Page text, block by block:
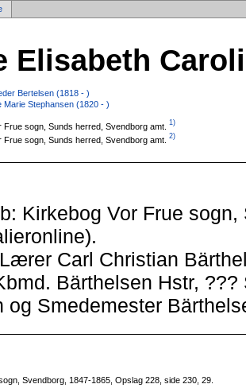
Elisabeth
Bertelsen (1818 - )
Marie Stephansen (1820 - )
Frue sogn, Sunds herred, Svendborg amt. 1)
Frue sogn, Sunds herred, Svendborg amt. 2)
Kirkebog Vor Frue
Carl Christian
Bärthelsen Hstr,
og Smedemester
Svendborg, 1847-1865, Opslag 228, side 230, 29.